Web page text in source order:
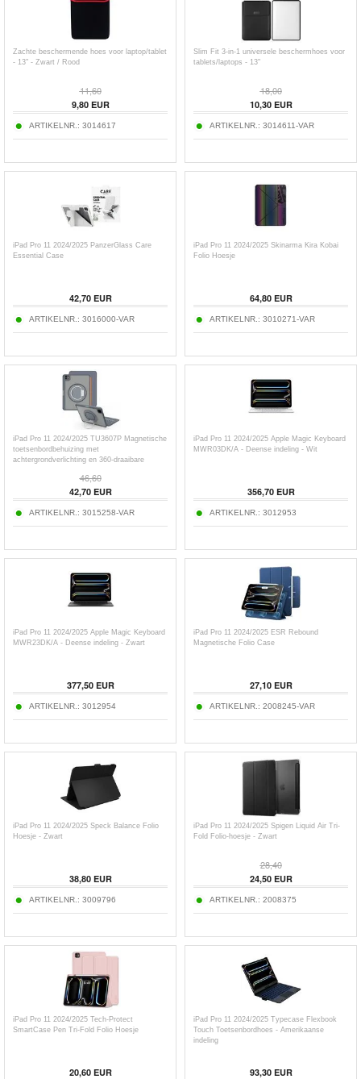
Zachte beschermende hoes voor laptop/tablet
- 13" - Zwart / Rood
11,60
9,80EUR
ARTIKELNR.: 3014617
Slim Fit 3-in-1 universele beschermhoes voor
tablets/laptops - 13"
18,00
10,30EUR
ARTIKELNR.: 3014611-VAR
iPad Pro 11 2024/2025 PanzerGlass Care
Essential Case
42,70EUR
ARTIKELNR.: 3016000-VAR
iPad Pro 11 2024/2025 Skinarma Kira Kobai
Folio Hoesje
64,80EUR
ARTIKELNR.: 3010271-VAR
iPad Pro 11 2024/2025 TU3607P Magnetische
toetsenbordbehuizing met
achtergrondverlichting en 360-draaibare
46,60
42,70EUR
ARTIKELNR.: 3015258-VAR
iPad Pro 11 2024/2025 Apple Magic Keyboard
MWR03DK/A - Deense indeling - Wit
356,70EUR
ARTIKELNR.: 3012953
iPad Pro 11 2024/2025 Apple Magic Keyboard
MWR23DK/A - Deense indeling - Zwart
377,50EUR
ARTIKELNR.: 3012954
iPad Pro 11 2024/2025 ESR Rebound
Magnetische Folio Case
27,10EUR
ARTIKELNR.: 2008245-VAR
iPad Pro 11 2024/2025 Speck Balance Folio
Hoesje - Zwart
38,80EUR
ARTIKELNR.: 3009796
iPad Pro 11 2024/2025 Spigen Liquid Air Tri-
Fold Folio-hoesje - Zwart
28,40
24,50EUR
ARTIKELNR.: 2008375
iPad Pro 11 2024/2025 Tech-Protect
SmartCase Pen Tri-Fold Folio Hoesje
20,60EUR
iPad Pro 11 2024/2025 Typecase Flexbook
Touch Toetsenbordhoes - Amerikaanse
indeling
93,30EUR